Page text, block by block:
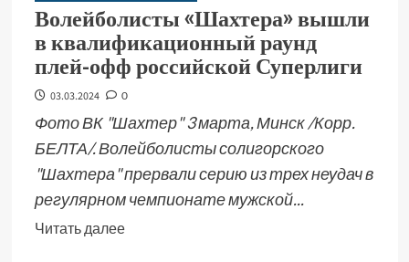
Волейболисты «Шахтера» вышли
в квалификационный раунд
плей-офф российской Суперлиги
03.03.2024 0
Фото ВК "Шахтер" 3 марта, Минск /Корр.
БЕЛТА/. Волейболисты солигорского
"Шахтера" прервали серию из трех неудач в
регулярном чемпионате мужской...
Читать далее